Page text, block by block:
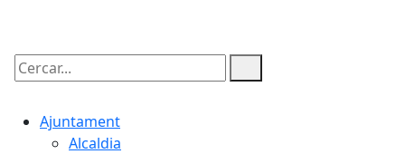
Cercar:
Ajuntament
Alcaldia